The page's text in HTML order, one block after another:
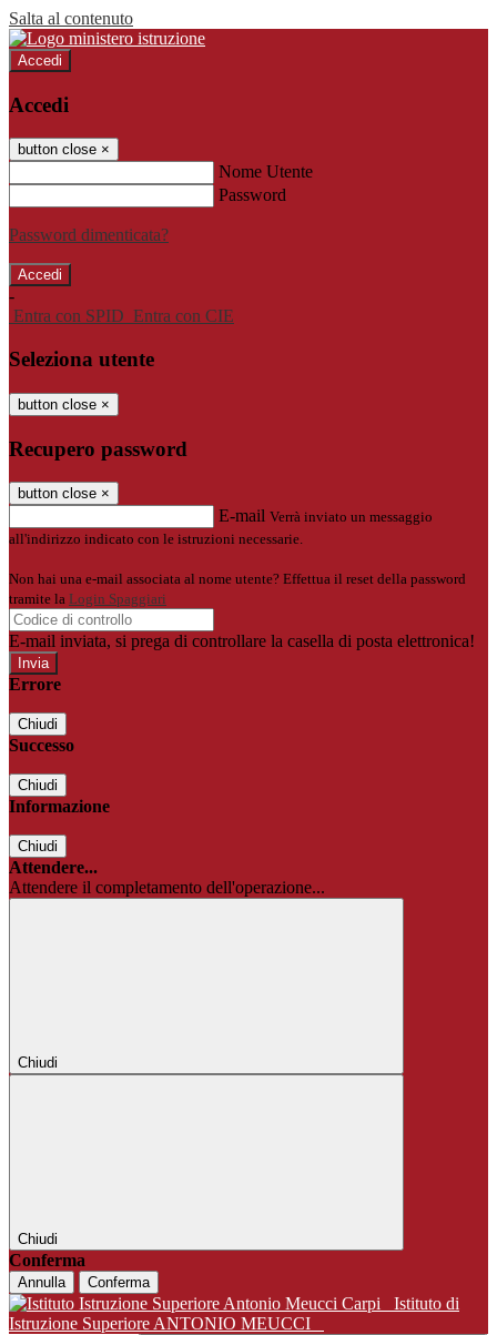
Salta al contenuto
Accedi
Accedi
button close ×
Nome Utente
Password
Password dimenticata?
-
Entra con SPID Entra con CIE
Seleziona utente
button close ×
Recupero password
button close ×
E-mail Verrà inviato un messaggio
all'indirizzo indicato con le istruzioni necessarie.
Non hai una e-mail associata al nome utente? Effettua il reset della password
tramite la Login Spaggiari
E-mail inviata, si prega di controllare la casella di posta elettronica!
Errore
Chiudi
Successo
Chiudi
Informazione
Chiudi
Attendere...
Attendere il completamento dell'operazione...
Chiudi
Chiudi
Conferma
Annulla Conferma
Istituto di
Istruzione Superiore ANTONIO MEUCCI